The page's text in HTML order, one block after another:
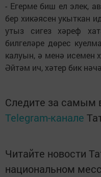
- Егерме биш ел элек,
бер хикәясен укыткан
утыз сигез хәреф
билгеләре дөрес
калуын, ә менә исемен
Әйтәм ич, хәтер бик
Следите за самым
Telegram-канале
Читайте новости
национальном